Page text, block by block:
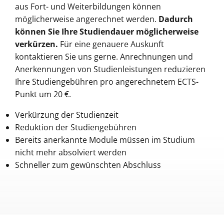
aus Fort- und Weiterbildungen können
möglicherweise angerechnet werden. Dadurch
können Sie Ihre Studiendauer möglicherweise
verkürzen. Für eine genauere Auskunft
kontaktieren Sie uns gerne. Anrechnungen und
Anerkennungen von Studienleistungen reduzieren
Ihre Studiengebühren pro angerechnetem ECTS-
Punkt um 20 €.
Verkürzung der Studienzeit
Reduktion der Studiengebühren
Bereits anerkannte Module müssen im Studium
nicht mehr absolviert werden
Schneller zum gewünschten Abschluss